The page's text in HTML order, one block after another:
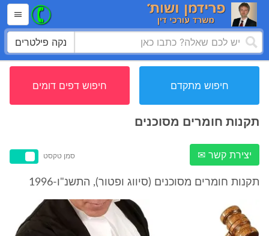
נקה פילטרים
חיפוש מתקדם חיפוש דפים דומים
תקנות חומרים מסוכנים
יצירת קשר ✉ סמן טקסט
תקנות חומרים מסוכנים (סיווג ופטור), התשנ"ו-1996